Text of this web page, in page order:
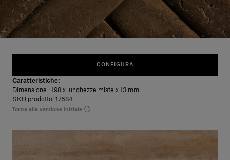
CONFIGURA
Caratteristiche:
Dimensione : 198 x lunghezze miste x 13 mm
SKU prodotto: 17684
Torna alla versione iniziale